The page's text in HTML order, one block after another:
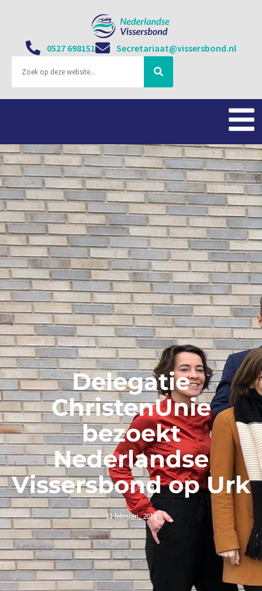
0527 698151 Secretariaat@vissersbond.nl
Delegatie
ChristenUnie
bezoekt
Nederlandse
Vissersbond op Urk
11 februari, 2019